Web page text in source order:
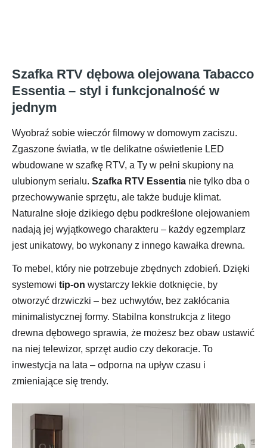
Szafka RTV dębowa olejowana Tabacco
Essentia – styl i funkcjonalność w
jednym
Wyobraź sobie wieczór filmowy w domowym zaciszu.
Zgaszone światła, w tle delikatne oświetlenie LED
wbudowane w szafkę RTV, a Ty w pełni skupiony na
ulubionym serialu. Szafka RTV Essentia nie tylko dba o
przechowywanie sprzętu, ale także buduje klimat.
Naturalne słoje dzikiego dębu podkreślone olejowaniem
nadają jej wyjątkowego charakteru – każdy egzemplarz
jest unikatowy, bo wykonany z innego kawałka drewna.
To mebel, który nie potrzebuje zbędnych zdobień. Dzięki
systemowi tip-on wystarczy lekkie dotknięcie, by
otworzyć drzwiczki – bez uchwytów, bez zakłócania
minimalistycznej formy. Stabilna konstrukcja z litego
drewna dębowego sprawia, że możesz bez obaw ustawić
na niej telewizor, sprzęt audio czy dekoracje. To
inwestycja na lata – odporna na upływ czasu i
zmieniające się trendy.